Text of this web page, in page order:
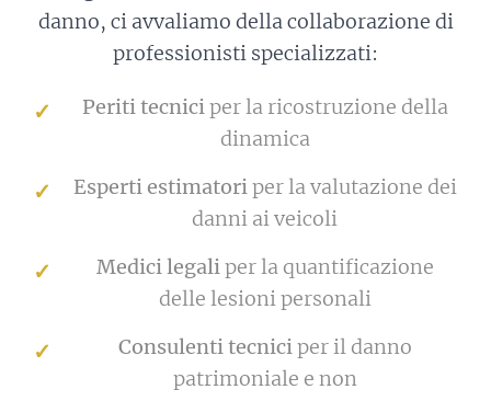
danno, ci avvaliamo della collaborazione di
professionisti specializzati:
Periti tecniciper la ricostruzione della
dinamica
Esperti estimatoriper la valutazione dei
danni ai veicoli
Medici legaliper la quantificazione
delle lesioni personali
Consulenti tecniciper il danno
patrimoniale e non